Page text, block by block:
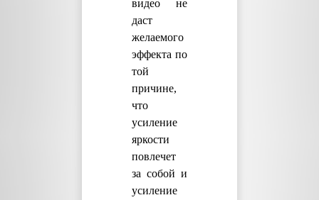
видео не
даст
желаемого
эффекта по
той
причине,
что
усиление
яркости
повлечет
за собой и
усиление